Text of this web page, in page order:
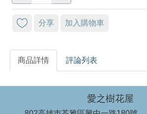
分享 加入購物車
商品詳情 評論列表
愛之樹花屋